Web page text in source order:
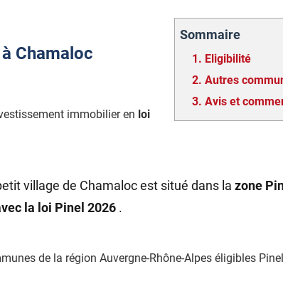
Sommaire
1. Eligibilité
2. Autres
3. Avis et
Chamaloc
immobilier en loi
village de Chamaloc est situé dans la zone
la loi Pinel 2026 .
de la région Auvergne-Rhône-Alpes éligibles